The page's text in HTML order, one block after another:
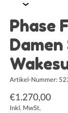
Phase
Artikel-Nummer:
€1.270,00
Inkl. MwSt.